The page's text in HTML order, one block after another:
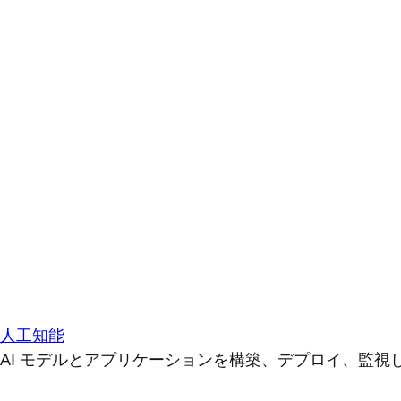
人工知能
AI モデルとアプリケーションを構築、デプロイ、監視